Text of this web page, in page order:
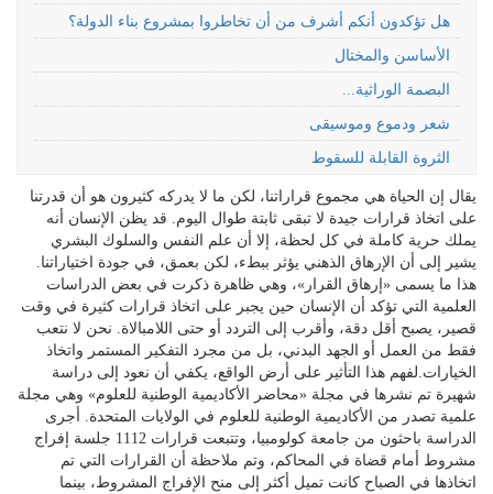
هل تؤكدون أنكم أشرف من أن تخاطروا بمشروع بناء الدولة؟
الأساسن والمختال
البصمة الوراثية...
شعر ودموع وموسيقى
الثروة القابلة للسقوط
يقال إن الحياة هي مجموع قراراتنا، لكن ما لا يدركه كثيرون هو أن قدرتنا
على اتخاذ قرارات جيدة لا تبقى ثابتة طوال اليوم. قد يظن الإنسان أنه
يملك حرية كاملة في كل لحظة، إلا أن علم النفس والسلوك البشري
يشير إلى أن الإرهاق الذهني يؤثر ببطء، لكن بعمق، في جودة اختياراتنا.
هذا ما يسمى «إرهاق القرار»، وهي ظاهرة ذكرت في بعض الدراسات
العلمية التي تؤكد أن الإنسان حين يجبر على اتخاذ قرارات كثيرة في وقت
قصير، يصبح أقل دقة، وأقرب إلى التردد أو حتى اللامبالاة. نحن لا نتعب
فقط من العمل أو الجهد البدني، بل من مجرد التفكير المستمر واتخاذ
الخيارات.لفهم هذا التأثير على أرض الواقع، يكفي أن نعود إلى دراسة
شهيرة تم نشرها في مجلة «محاضر الأكاديمية الوطنية للعلوم» وهي مجلة
علمية تصدر من الأكاديمية الوطنية للعلوم في الولايات المتحدة. أجرى
الدراسة باحثون من جامعة كولومبيا، وتتبعت قرارات 1112 جلسة إفراج
مشروط أمام قضاة في المحاكم، وتم ملاحظة أن القرارات التي تم
اتخاذها في الصباح كانت تميل أكثر إلى منح الإفراج المشروط، بينما